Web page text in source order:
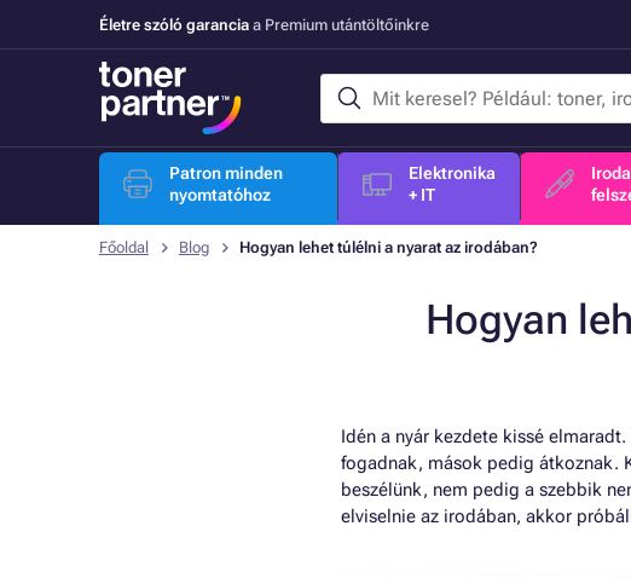
Életre szóló garancia a Premium utántöltőinkre
Patron minden
nyomtatóhoz
Elektronika
+ IT
Főoldal Blog Hogyan lehet túlélni a nyarat az irodában?
Hogyan
Idén a nyár kezdete kissé
fogadnak, mások pedig átkoznak.
beszélünk, nem pedig a szebbik
elviselnie az irodában, akkor